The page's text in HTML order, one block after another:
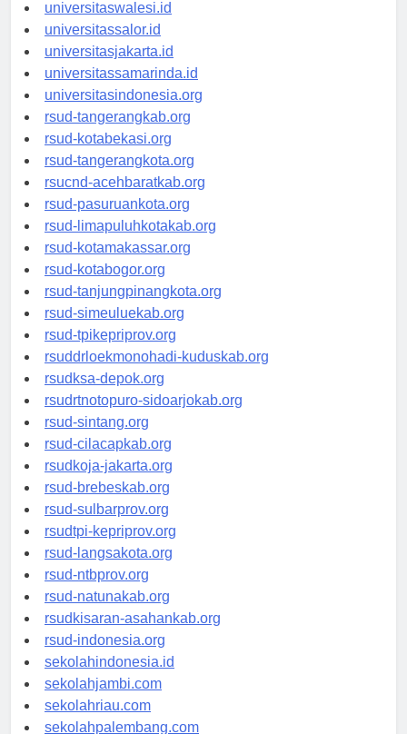
universitaswalesi.id
universitassalor.id
universitasjakarta.id
universitassamarinda.id
universitasindonesia.org
rsud-tangerangkab.org
rsud-kotabekasi.org
rsud-tangerangkota.org
rsucnd-acehbaratkab.org
rsud-pasuruankota.org
rsud-limapuluhkotakab.org
rsud-kotamakassar.org
rsud-kotabogor.org
rsud-tanjungpinangkota.org
rsud-simeuluekab.org
rsud-tpikepriprov.org
rsuddrloekmonohadi-kuduskab.org
rsudksa-depok.org
rsudrtnotopuro-sidoarjokab.org
rsud-sintang.org
rsud-cilacapkab.org
rsudkoja-jakarta.org
rsud-brebeskab.org
rsud-sulbarprov.org
rsudtpi-kepriprov.org
rsud-langsakota.org
rsud-ntbprov.org
rsud-natunakab.org
rsudkisaran-asahankab.org
rsud-indonesia.org
sekolahindonesia.id
sekolahjambi.com
sekolahriau.com